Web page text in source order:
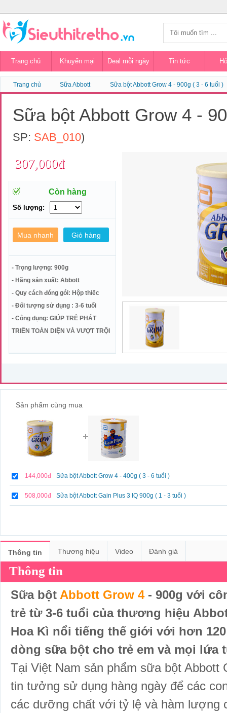
Trang chủ Khuyến mại Deal mỗi ngày Tin tức
Trang chủ Sữa Abbott Sữa bột Abbott Grow 4 - 900g ( 3 - 6 tuổi )
Sữa bột Abbott Grow 4 -
SP: SAB_010)
307,000đ
Còn hàng
Số lượng:
- Trọng lượng: 900g
- Hãng sản xuất: Abbott
- Quy cách đóng gói: Hộp thiếc
- Đối tượng sử dụng : 3-6 tuổi
- Công dụng: GIÚP TRẺ PHÁT
TRIỂN TOÀN DIỆN VÀ VƯỢT TRỘI
Sản phẩm cùng mua
144,000đ Sữa bột Abbott Grow 4 - 400g ( 3 - 6 tuổi )
508,000đ Sữa bột Abbott Gain Plus 3 IQ 900g ( 1 - 3 tuổi )
Thông tin Thương hiệu Video Đánh giá
Thông tin
Sữa bột Abbott Grow 4 - 900g với
trẻ từ 3-6 tuổi của thương hiệu
Hoa Kì nổi tiếng thế giới với hơn
dòng sữa bột cho trẻ em và mọi lứa
Tại Việt Nam sản phẩm sữa bột Abbott
tin tưởng sử dụng hàng ngày để các
các dưỡng chất với tỷ lệ và hàm lượng